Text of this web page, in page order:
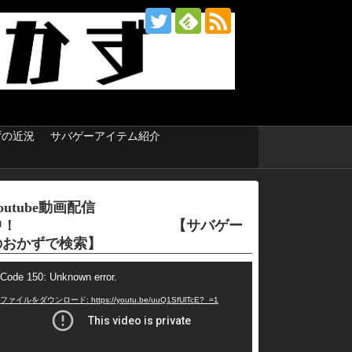
近況 サバゲーアイテム紹介
動画配信
！ 【サバゲー
かずで検索】
Code 150: Unknown error.
ファイルをダウンロード: https://youtu.be/uuQ1SfUlTcE?_=1